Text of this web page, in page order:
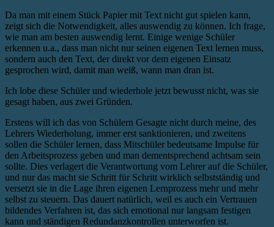
Da man mit einem Stück Papier mit Text nicht gut spielen kann,
zeigt sich die Notwendigkeit, alles auswendig zu können. Ich frage,
wie man am besten auswendig lernt. Einige wenige Schüler
erkennen u.a., dass man nicht nur seinen eigenen Text lernen muss,
sondern auch den Text, der direkt vor dem eigenen Einsatz
gesprochen wird, damit man weiß, wann man dran ist.
Ich lobe diese Schüler und wiederhole jetzt bewusst nicht, was sie
gesagt haben, aus zwei Gründen.
Erstens will ich das von Schülern Gesagte nicht durch meine, des
Lehrers Wiederholung, immer erst sanktionieren, und zweitens
sollen die Schüler lernen, dass Mitschüler bedeutsame Impulse für
den Arbeitsprozess geben und man dementsprechend achtsam sein
sollte. Dies verlagert die Verantwortung vom Lehrer auf die Schüler,
und nur das macht sie Schritt für Schritt wirklich selbstständig und
versetzt sie in die Lage ihren eigenen Lernprozess mehr und mehr
selbst zu steuern. Das dauert natürlich, weil es auch ein Vertrauen
bildendes Verfahren ist, das sich emotional nur langsam festigen
kann und ständigen Redundanzkontrollen unterworfen ist.